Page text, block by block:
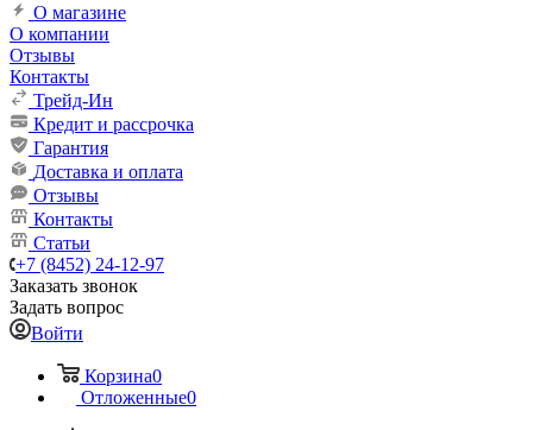
О магазине
О компании
Отзывы
Контакты
Трейд-Ин
Кредит и рассрочка
Гарантия
Доставка и оплата
Отзывы
Контакты
Статьи
+7 (8452) 24-12-97
Заказать звонок
Задать вопрос
Войти
Корзина0
Отложенные0